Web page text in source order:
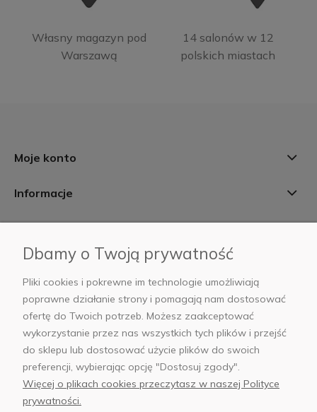
Własny magazyn pod
Warszawą
14 salonów w 12
polskich miastach
Moje konto
Informacje
AB Foto
sklep@abfoto.pl
+48 797 971 275
Dbamy o Twoją prywatność
Pliki cookies i pokrewne im technologie umożliwiają
poprawne działanie strony i pomagają nam dostosować
ofertę do Twoich potrzeb. Możesz zaakceptować
wykorzystanie przez nas wszystkich tych plików i przejść
do sklepu lub dostosować użycie plików do swoich
preferencji, wybierając opcję "Dostosuj zgody".
Więcej o plikach cookies przeczytasz w naszej Polityce
prywatności.